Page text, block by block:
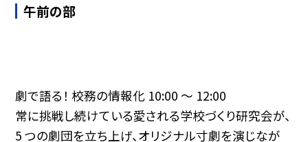
午前の部
劇で語る！ 校務の情報化 10:00 〜 12:00
常に挑戦し続けている愛される学校づくり研究会が、
5 つの劇団を立ち上げ、オリジナル寸劇を演じなが